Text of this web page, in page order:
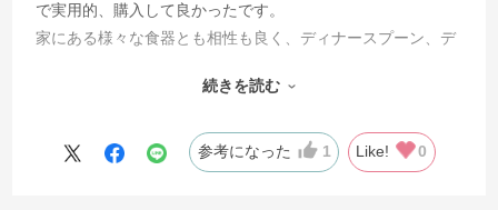
で実用的、購入して良かったです。
家にある様々な食器とも相性も良く、ディナースプーン、デ
大正解でした。次は同じシリーズのデザート用カトラリーを
続きを読む
参考になった 1 Like! 0